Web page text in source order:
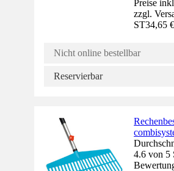
Preise
zzgl.
ST34,65 €
Nicht online bestellbar
Reservierbar
4.6 von 5